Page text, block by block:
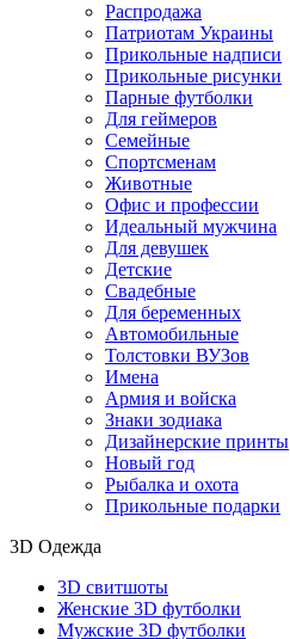
Распродажа
Патриотам Украины
Прикольные надписи
Прикольные рисунки
Парные футболки
Для геймеров
Семейные
Спортсменам
Животные
Офис и профессии
Идеальный мужчина
Для девушек
Детские
Свадебные
Для беременных
Автомобильные
Толстовки ВУЗов
Имена
Армия и войска
Знаки зодиака
Дизайнерские принты
Новый год
Рыбалка и охота
Прикольные подарки
3D Одежда
3D свитшоты
Женские 3D футболки
Мужские 3D футболки